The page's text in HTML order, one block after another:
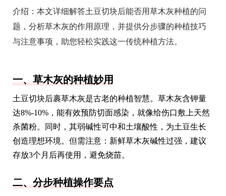
介绍： 本文详细解答土豆切块后能否用草木灰种植的问
题，分析草木灰的作用原理，并提供分步骤的种植技巧
与注意事项，助您轻松实践这一传统种植方法。
一、草木灰的种植妙用
土豆切块后裹草木灰是古老的种植智慧。草木灰含钾量
达8%-10%，能有效预防切面感染，就像给伤口敷上天然
杀菌粉。同时，其弱碱性可中和土壤酸性，为土豆生长
创造理想环境。但需注意：新鲜草木灰碱性过强，建议
存放3个月后再使用，避免烧苗。
二、分步种植操作要点